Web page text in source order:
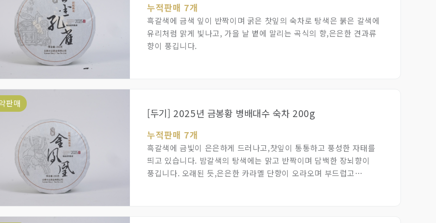
누적판매 7개
흑갈색에 금색 잎이 반짝이며 굵은 찻잎의 숙차로 탕색은 붉은 갈색에
유리처럼 맑게 빛나고, 가을 날 볕에 말리는 곡식의 향,은은한 견과류
향이 풍깁니다.
판매
[두기] 2025년 금봉황 병배대수 숙차 200g
누적판매 7개
흑갈색에 금빛이 은은하게 드러나고,찻잎이 통통하고 풍성한 자태를
띄고 있습니다. 밤갈색의 탕색에는 맑고 반짝이며 담백한 장뇌향이
풍깁니다. 오래된 듯,은은한 카라멜 단향이 오라오며 부드럽고